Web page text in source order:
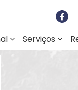
Serviços